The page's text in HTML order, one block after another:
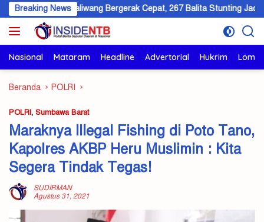
Langsung
ke
konten
Breaking News
Taliwang Bergerak Cepat, 267 Balita Stunting Jadi Fokus
Nasional Mataram Headline Advertorial Hukrim
Beranda POLRI
POLRI, Sumbawa Barat
Maraknya IIlegal Fishing di Poto Tano,
Kapolres AKBP Heru Muslimin : Kita
Segera Tindak Tegas!
SUDIRMAN
Agustus 31, 2021